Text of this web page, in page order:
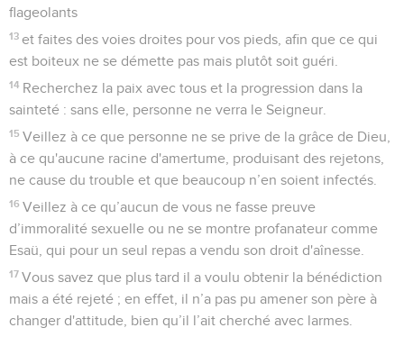
flageolants
13 et faites des voies droites pour vos pieds, afin que ce qui
est boiteux ne se démette pas mais plutôt soit guéri.
14 Recherchez la paix avec tous et la progression dans la
sainteté : sans elle, personne ne verra le Seigneur.
15 Veillez à ce que personne ne se prive de la grâce de Dieu,
à ce qu'aucune racine d'amertume, produisant des rejetons,
ne cause du trouble et que beaucoup n’en soient infectés.
16 Veillez à ce qu’aucun de vous ne fasse preuve
d’immoralité sexuelle ou ne se montre profanateur comme
Esaü, qui pour un seul repas a vendu son droit d'aînesse.
17 Vous savez que plus tard il a voulu obtenir la bénédiction
mais a été rejeté ; en effet, il n’a pas pu amener son père à
changer d'attitude, bien qu’il l’ait cherché avec larmes.